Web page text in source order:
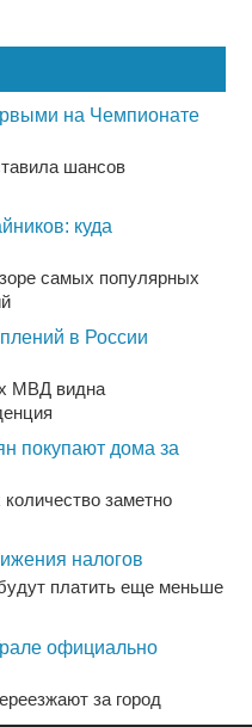
на Чемпионате
шансов
куда
самых популярных
в России
МВД видна
покупают дома за
заметно
налогов
платить еще меньше
официально
за город